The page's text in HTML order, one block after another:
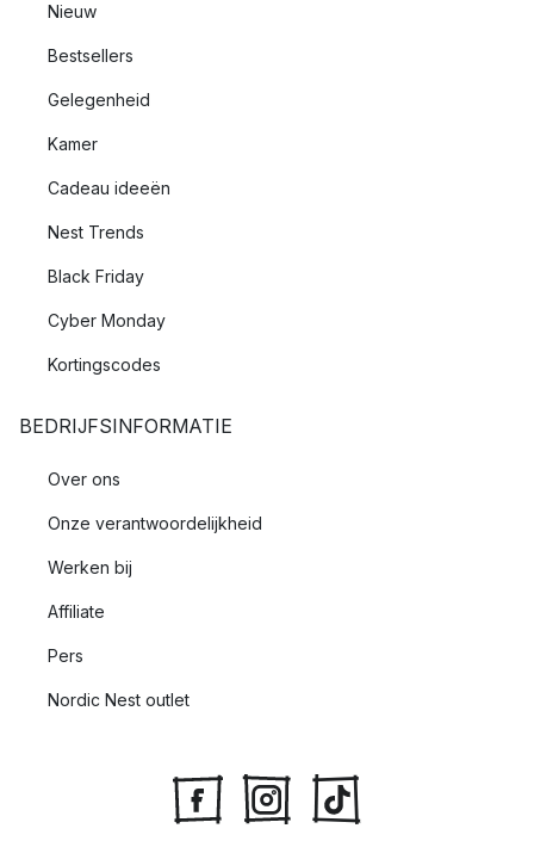
Nieuw
Bestsellers
Gelegenheid
Kamer
Cadeau ideeën
Nest Trends
Black Friday
Cyber Monday
Kortingscodes
BEDRIJFSINFORMATIE
Over ons
Onze verantwoordelijkheid
Werken bij
Affiliate
Pers
Nordic Nest outlet